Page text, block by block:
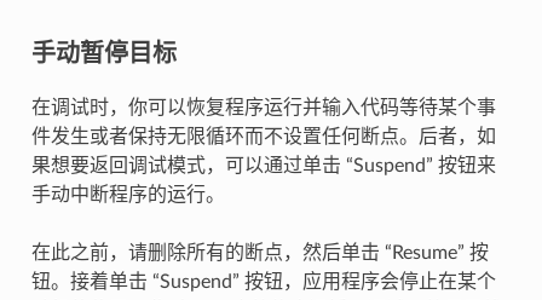
手动暂停目标
在调试时，你可以恢复程序运行并输入代码等待某个事
件发生或者保持无限循环而不设置任何断点。后者，如
果想要返回调试模式，可以通过单击 “Suspend” 按钮来
手动中断程序的运行。
在此之前，请删除所有的断点，然后单击 “Resume” 按
钮。接着单击 “Suspend” 按钮，应用程序会停止在某个